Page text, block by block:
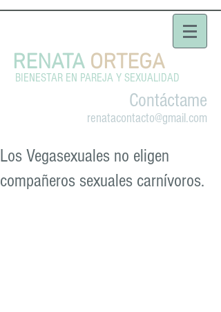
RENATA ORTEGA
BIENESTAR EN PAREJA Y SEXUALIDAD
Contáctame
renatacontacto@gmail.com
Los Vegasexuales no eligen
compañeros sexuales carnívoros.